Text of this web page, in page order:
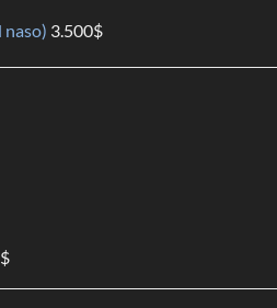
naso) 3.500$
$